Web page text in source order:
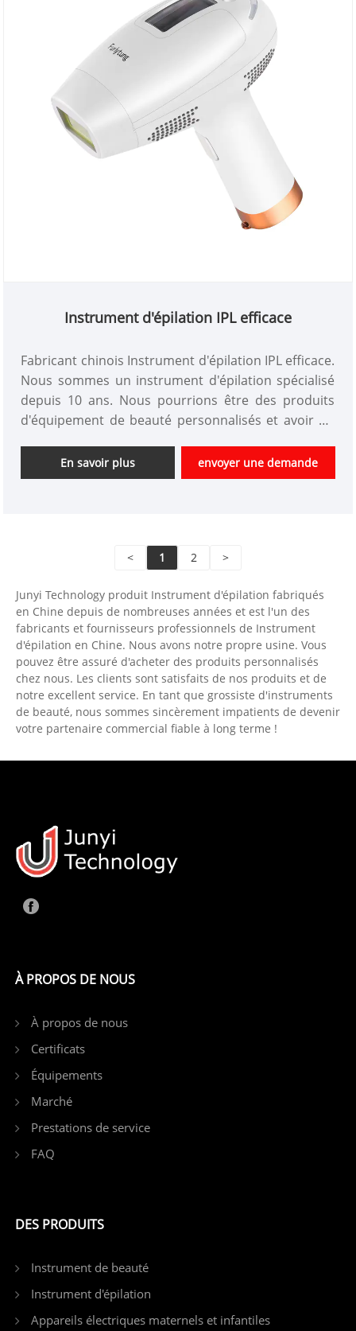
Instrument d'épilation IPL efficace
Fabricant chinois Instrument d'épilation IPL efficace.
Nous sommes un instrument d'épilation spécialisé
depuis 10 ans. Nous pourrions être des produits
d'équipement de beauté personnalisés et avoir un
professionnel d'instruments de beauté de haute
technologie en Chine. Nous sommes impatients
En savoir plus envoyer une demande
< 1 2 >
Junyi Technology produit Instrument d'épilation fabriqués
en Chine depuis de nombreuses années et est l'un des
fabricants et fournisseurs professionnels de Instrument
d'épilation en Chine. Nous avons notre propre usine. Vous
pouvez être assuré d'acheter des produits personnalisés
chez nous. Les clients sont satisfaits de nos produits et de
notre excellent service. En tant que grossiste d'instruments
de beauté, nous sommes sincèrement impatients de devenir
votre partenaire commercial fiable à long terme !
À PROPOS DE NOUS
À propos de nous
Certificats
Équipements
Marché
Prestations de service
FAQ
DES PRODUITS
Instrument de beauté
Instrument d'épilation
Appareils électriques maternels et infantiles